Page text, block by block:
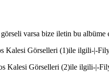
varsa bize iletin bu albüme
Kalesi Görselleri (1)ile ilgili-|-
Kalesi Görselleri (2)ile ilgili-|-